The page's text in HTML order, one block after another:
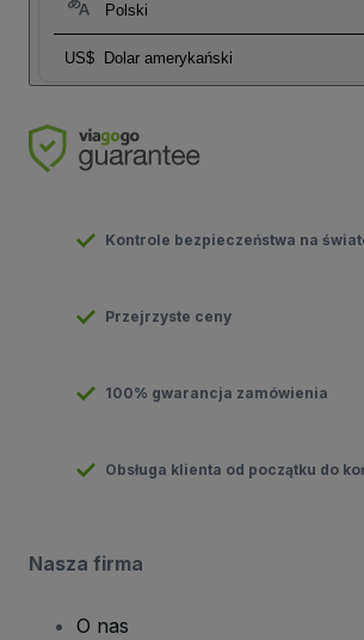
Polski
US$ Dolar amerykański
Kontrole bezpieczeństwa na
Przejrzyste ceny
100% gwarancja zamówienia
Obsługa klienta od początku do
Nasza firma
O nas